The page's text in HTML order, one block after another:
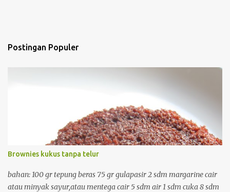
Postingan Populer
Brownies kukus tanpa telur
bahan: 100 gr tepung beras 75 gr gulapasir 2 sdm margarine cair
atau minyak sayur,atau mentega cair 5 sdm air 1 sdm cuka 8 sdm